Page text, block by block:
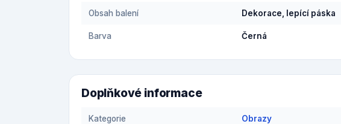
Obsah balení Dekorace, lepící páska
Barva Černá
Doplňkové informace
Kategorie Obrazy